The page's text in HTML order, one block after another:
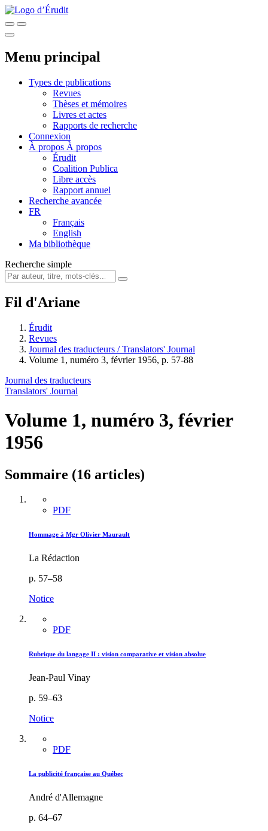
Menu principal
Types de publications
Revues
Thèses et mémoires
Livres et actes
Rapports de recherche
Connexion
À propos À propos
Érudit
Coalition Publica
Libre accès
Rapport annuel
Recherche avancée
FR
Français
English
Ma bibliothèque
Recherche simple
Fil d'Ariane
Érudit
Revues
Journal des traducteurs / Translators' Journal
Volume 1, numéro 3, février 1956, p. 57-88
Journal des traducteurs
Translators' Journal
Volume 1, numéro 3, février
1956
Sommaire (16 articles)
PDF
Hommage à Mgr Olivier Maurault
La Rédaction
p. 57–58
Notice
PDF
Rubrique du langage II : vision comparative et vision absolue
Jean-Paul Vinay
p. 59–63
Notice
PDF
La publicité française au Québec
André d'Allemagne
p. 64–67